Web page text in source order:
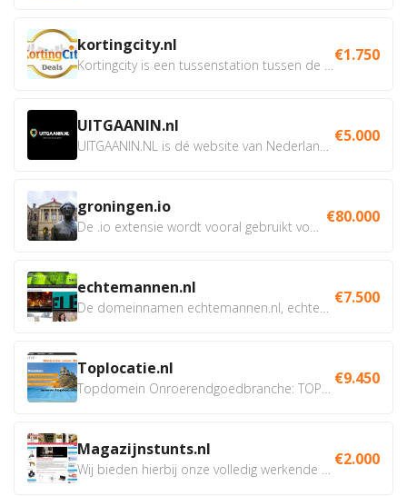
kortingcity.nl €1.750
UITGAANIN.nl €5.000
groningen.io €80.000
echtemannen.nl €7.500
Toplocatie.nl €9.450
Magazijnstunts.nl €2.000